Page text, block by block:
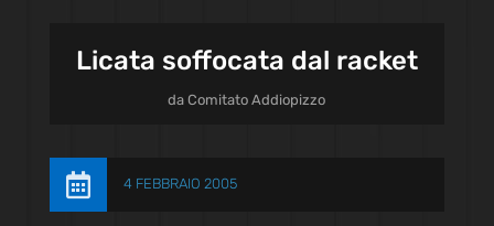
Licata soffocata dal racket
daComitato Addiopizzo
 4 FEBBRAIO 2005